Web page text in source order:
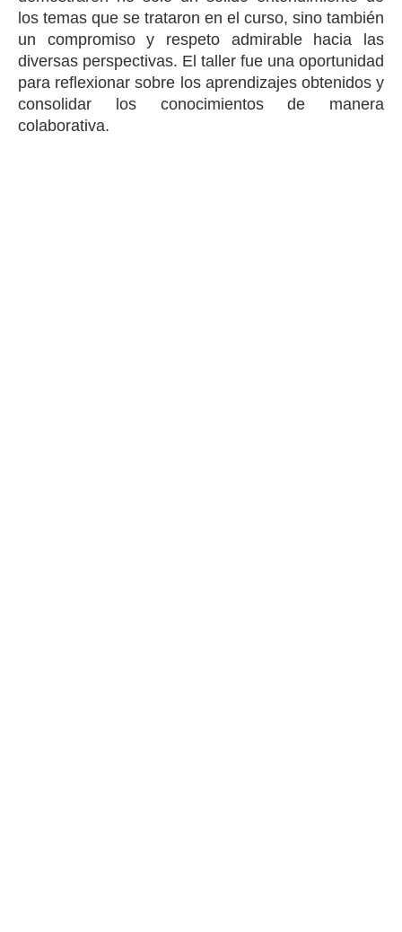
los temas que se trataron en el curso, sino también
un compromiso y respeto admirable hacia las
diversas perspectivas. El taller fue una oportunidad
para reflexionar sobre los aprendizajes obtenidos y
consolidar los conocimientos de manera
colaborativa.